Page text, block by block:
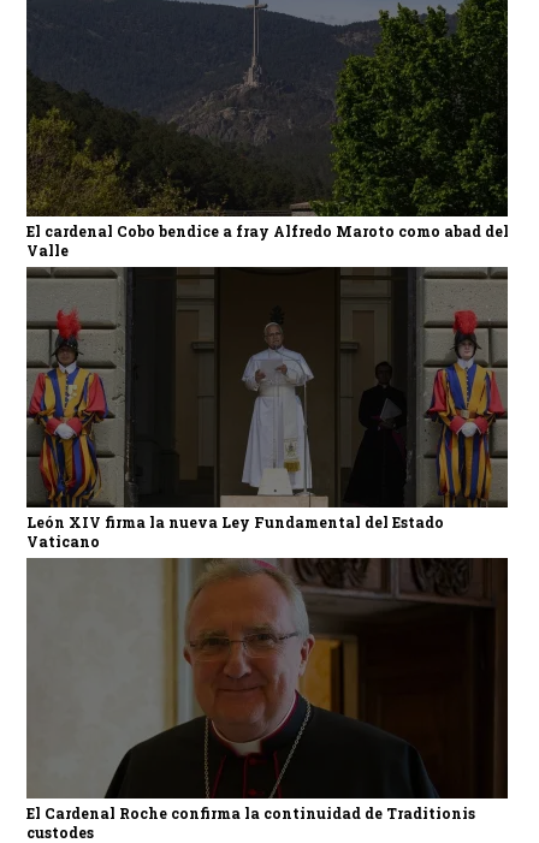
El cardenal Cobo bendice a fray Alfredo Maroto como abad del
Valle
León XIV firma la nueva Ley Fundamental del Estado
Vaticano
El Cardenal Roche confirma la continuidad de Traditionis
custodes